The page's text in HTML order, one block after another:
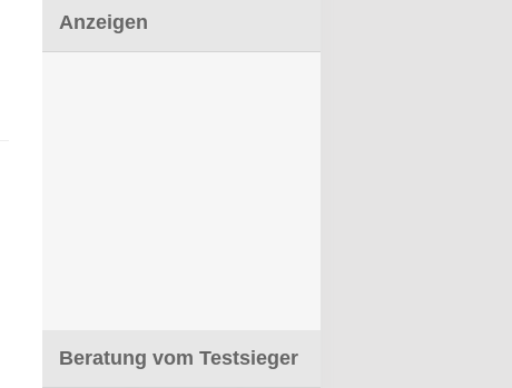
Anzeigen
Beratung vom Testsieger